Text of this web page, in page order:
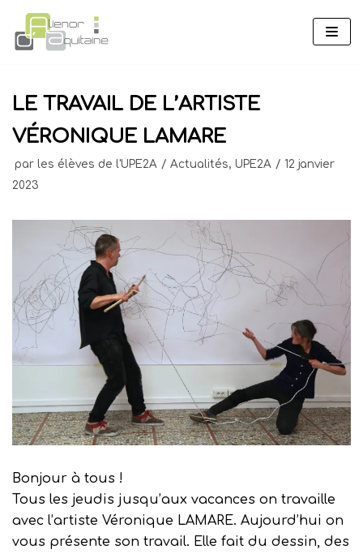
Aller
au
LE TRAVAIL DE L’ARTISTE
VÉRONIQUE LAMARE
par les élèves de l'UPE2A Actualités, UPE2A
12 janvier
2023
Bonjour à tous !
Tous les jeudis jusqu’aux vacances on travaille
avec l’artiste Véronique LAMARE. Aujourd’hui on
vous présente son travail. Elle fait du dessin, des